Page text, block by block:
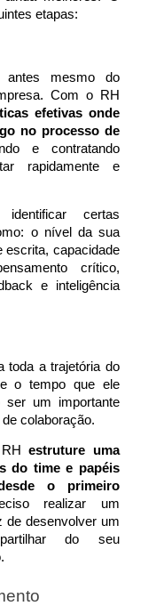
etapas:
antes mesmo do
Com o RH
efetivas onde
no processo de
e contratando
rapidamente e
certas
o nível da sua
escrita, capacidade
crítico,
e inteligência
toda a trajetória do
o tempo que ele
ser um importante
colaboração.
RH estruture uma
do time e papéis
o primeiro
realizar um
de desenvolver um
do seu